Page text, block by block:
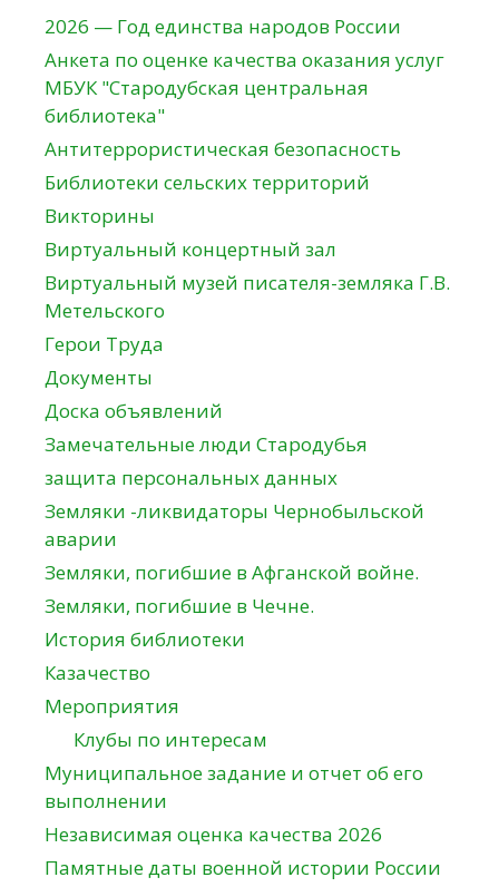
2026 — Год единства народов России
Анкета по оценке качества оказания услуг
МБУК "Стародубская центральная
библиотека"
Антитеррористическая безопасность
Библиотеки сельских территорий
Викторины
Виртуальный концертный зал
Виртуальный музей писателя-земляка Г.В.
Метельского
Герои Труда
Документы
Доска объявлений
Замечательные люди Стародубья
защита персональных данных
Земляки -ликвидаторы Чернобыльской
аварии
Земляки, погибшие в Афганской войне.
Земляки, погибшие в Чечне.
История библиотеки
Казачество
Мероприятия
Клубы по интересам
Муниципальное задание и отчет об его
выполнении
Независимая оценка качества 2026
Памятные даты военной истории России